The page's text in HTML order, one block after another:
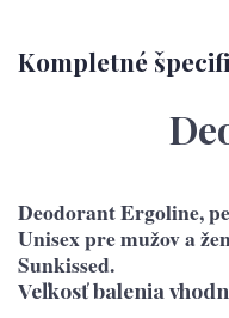
Kompletné
Deodorant Ergoline,
Unisex pre mužov a
Sunkissed.
Veľkosť balenia